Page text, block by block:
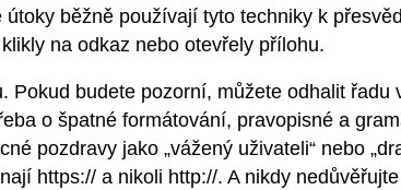
útoky běžně používají tyto techniky k
na odkaz nebo otevřely přílohu.
Pokud budete pozorní, můžete odhalit řadu
o špatné formátování, pravopisné a
pozdravy jako „vážený uživateli“ nebo
https:// a nikoli http://. A nikdy